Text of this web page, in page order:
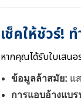
เช็คให้ชัวร์!
หากคุณได้รับใบเสนอ
ข้อมูลล้าสมัย: แ
การแอบอ้างแบร